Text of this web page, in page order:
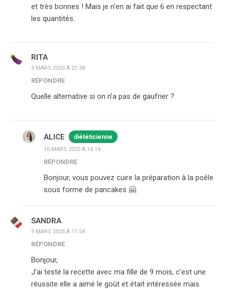
et très bonnes ! Mais je n’en ai fait que 6 en respectant
les quantités.
RITA
9 MARS 2025 À 21:38
RÉPONDRE
Quelle alternative si on n’a pas de gaufrier ?
ALICE diététicienne
10 MARS 2025 À 10:14
RÉPONDRE
Bonjour, vous pouvez cuire la préparation à la poêle
sous forme de pancakes 🤗
SANDRA
9 MARS 2025 À 11:54
RÉPONDRE
Bonjour,
J’ai testé la recette avec ma fille de 9 mois, c’est une
réussite elle a aimé le goût et était intéressée mais